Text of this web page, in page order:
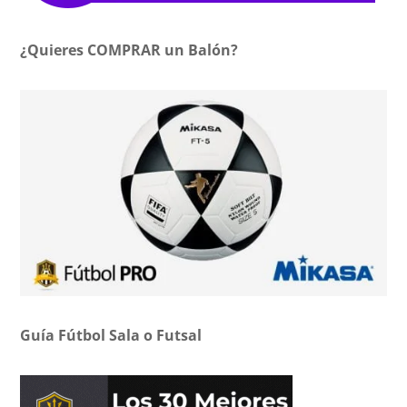
¿Quieres COMPRAR un Balón?
Guía Fútbol Sala o Futsal